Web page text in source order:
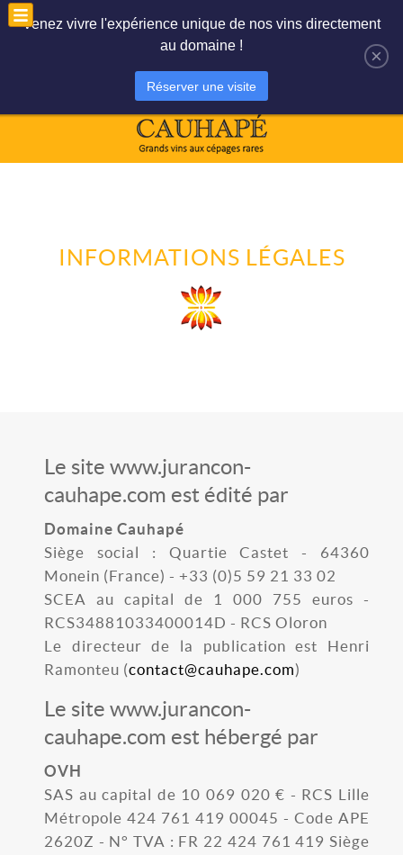
INFORMATIONS LÉGALES
Le site www.jurancon-
cauhape.com est édité par
Domaine Cauhapé
Siège social : Quartie Castet - 64360
Monein (France) - +33 (0)5 59 21 33 02
SCEA au capital de 1 000 755 euros -
RCS34881033400014D - RCS Oloron
Le directeur de la publication est Henri
Ramonteu (contact@cauhape.com)
Le site www.jurancon-
cauhape.com est hébergé par
OVH
SAS au capital de 10 069 020 € - RCS Lille
Métropole 424 761 419 00045 - Code APE
2620Z - N° TVA : FR 22 424 761 419 Siège
×
Venez vivre l'expérience unique de nos vins directement
au domaine !
Réserver une visite